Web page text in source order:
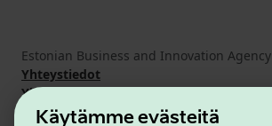
Käytämme evästeitä
Estonian Business and Innovation Agency
Yhteystiedot
Yhteistyökumppanit
Käyttöehdot